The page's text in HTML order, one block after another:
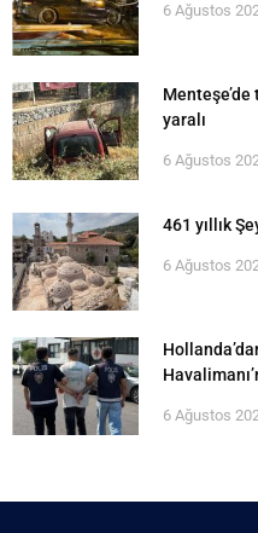
6 Ağustos
yaralı
6 Ağustos
461 yıllık
6 Ağustos
6 Ağustos